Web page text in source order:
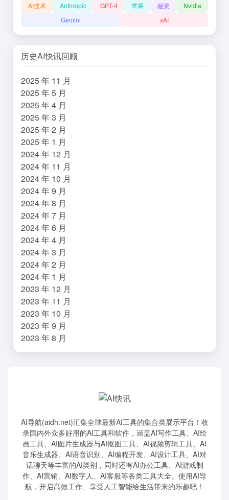
AI技术
Anthropic GPT-4 苹果 融资
Nvidia
Gemini
xAI
历史AI快讯回顾
2025 年 11 月
2025 年 5 月
2025 年 4 月
2025 年 3 月
2025 年 2 月
2025 年 1 月
2024 年 12 月
2024 年 11 月
2024 年 10 月
2024 年 9 月
2024 年 8 月
2024 年 7 月
2024 年 6 月
2024 年 4 月
2024 年 3 月
2024 年 2 月
2024 年 1 月
2023 年 12 月
2023 年 11 月
2023 年 10 月
2023 年 9 月
2023 年 8 月
AI导航(aidh.net)汇集全球最新AI工具的集合类展示平台！收
录国内外众多好用的AI工具和软件，涵盖AI写作工具、AI绘
画工具、AI图片生成器与AI抠图工具、AI视频剪辑工具、AI
音乐生成器、AI语音识别、AI编程开发、AI设计工具、AI对
话聊天等丰富的AI类别，同时还有AI办公工具、AI游戏制
作、AI营销、AI数字人、AI客服等各类工具大全。使用AI导
航，开启高效工作、享受人工智能给生活带来的乐趣吧！